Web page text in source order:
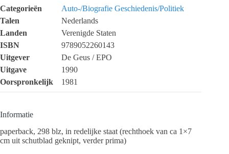
Categorieën
Auto-/Biografie Geschiedenis/Politiek
Talen
Nederlands
Landen
Verenigde Staten
ISBN
9789052260143
Uitgever
De Geus / EPO
Uitgave
1990
Oorspronkelijk
1981
Informatie
paperback, 298 blz, in redelijke staat (rechthoek van ca 1×7
cm uit schutblad geknipt, verder prima)